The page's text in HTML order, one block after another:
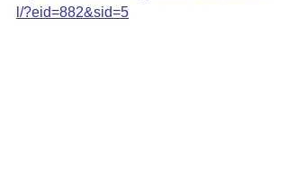
l/?eid=882&sid=5